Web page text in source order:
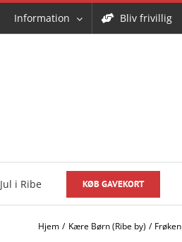
Information Bliv frivillig
Jul i Ribe KØB GAVEKORT
Hjem Kære Børn (Ribe by) Frøken